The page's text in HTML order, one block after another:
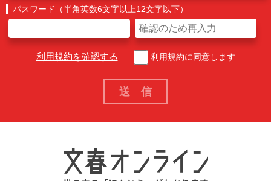
パスワード（半角英数6文字以上12文字以下）
利用規約を確認する 利用規約に同意します